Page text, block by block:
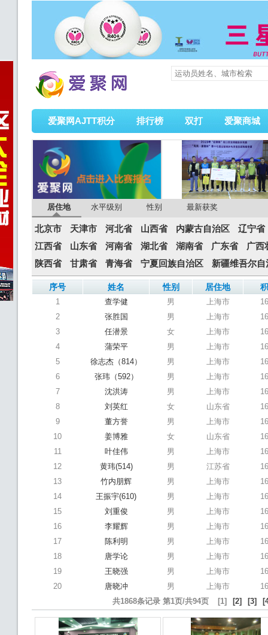
爱聚网AJTT积分 排行榜 双打 爱聚商城
居住地 水平级别 性别 最新获奖
北京市 天津市 河北省 山西省 内蒙古自治区
辽宁省
江西省
山东省 河南省 湖北省 湖南省 广东省
广西
陕西省
甘肃省 青海省 宁夏回族自治区 新疆维吾尔自
序号 姓名 性别 居住地
1 查学健 男 上海市
2
张胜国 男 上海市
3
任潜景 女 上海市
4
蒲荣平 男 上海市
5
徐志杰（814） 男 上海市
6
张玮（592） 男 上海市
7
沈洪涛 男 上海市
8
刘英红 女 山东省
9
董方誉 男 上海市
10
姜博雅 女 山东省
11
叶佳伟 男 上海市
12
黄玮(514) 男 江苏省
13
竹内朋辉 男 上海市
14
王振宇(610) 男 上海市
15
刘重俊 男 上海市
16
李耀辉 男 上海市
17
陈利明 男 上海市
18
唐学论 男 上海市
19
王晓强 男 上海市
20
唐晓冲 男 上海市
共1868条记录 第1页/共94页
[1] [2] [3]